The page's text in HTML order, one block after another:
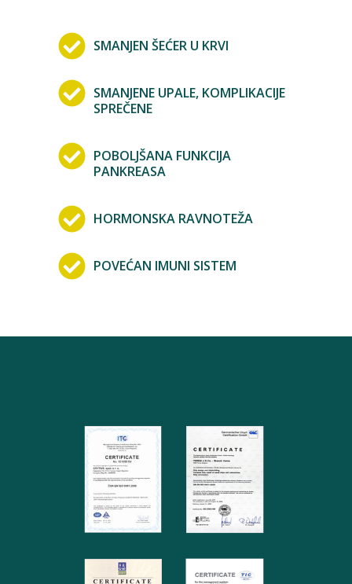
SMANJEN ŠEĆER U KRVI
SMANJENE UPALE, KOMPLIKACIJE
SPREČENE
POBOLJŠANA FUNKCIJA
PANKREASA
HORMONSKA RAVNOTEŽA
POVEĆAN IMUNI SISTEM